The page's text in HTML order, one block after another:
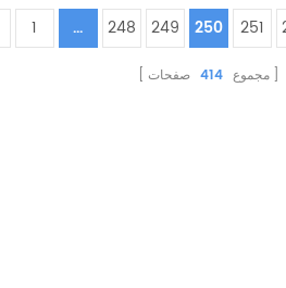
1 ... 248 249 250 251
مجموع 414 صفحات